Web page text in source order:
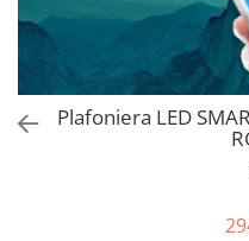
Tuburi LED
Plafoniera LED